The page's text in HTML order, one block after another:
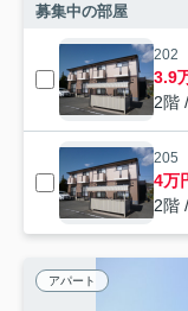
募集中の部屋
202
3.9
2階
205
4万
2階
アパート